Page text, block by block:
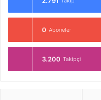
0 Aboneler
3.200 Takipçi